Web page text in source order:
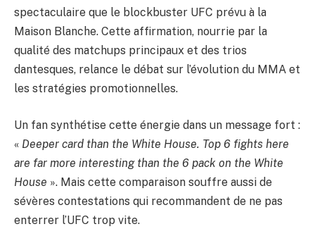
spectaculaire que le blockbuster UFC prévu à la
Maison Blanche. Cette affirmation, nourrie par la
qualité des matchups principaux et des trios
dantesques, relance le débat sur l’évolution du MMA et
les stratégies promotionnelles.
Un fan synthétise cette énergie dans un message fort :
« Deeper card than the White House. Top 6 fights here
are far more interesting than the 6 pack on the White
House ». Mais cette comparaison souffre aussi de
sévères contestations qui recommandent de ne pas
enterrer l’UFC trop vite.